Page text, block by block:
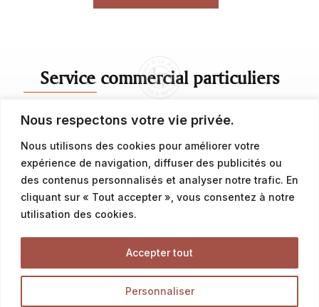
Nous respectons votre vie privée.
Nous utilisons des cookies pour améliorer votre
expérience de navigation, diffuser des publicités ou
des contenus personnalisés et analyser notre trafic. En
cliquant sur « Tout accepter », vous consentez à notre
utilisation des cookies.
Personnaliser
Accepter tout
Service commercial particuliers
contact@latalemelerie.com
04 76 43 20 09
Service commercial professionnels
04 76 43 20 09